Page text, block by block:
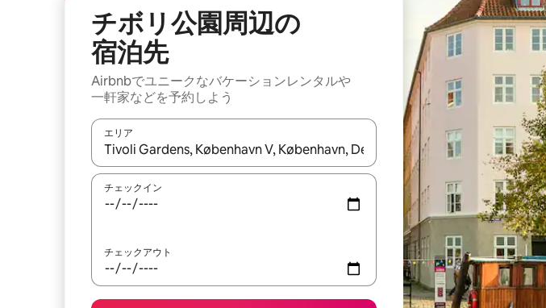
チボリ公園⁠周⁠辺⁠の
宿⁠泊⁠先
Airbnbでユニークなバ⁠ケ⁠ー⁠シ⁠ョ⁠ンレ⁠ン⁠タ⁠ルや
一⁠軒⁠家な⁠ど⁠を予⁠約⁠し⁠よ⁠う
エリア
検索結果が表示されたら、上下の矢印キーを使って移動するか、画面をタッチまたは
チェックイン
チェックアウト